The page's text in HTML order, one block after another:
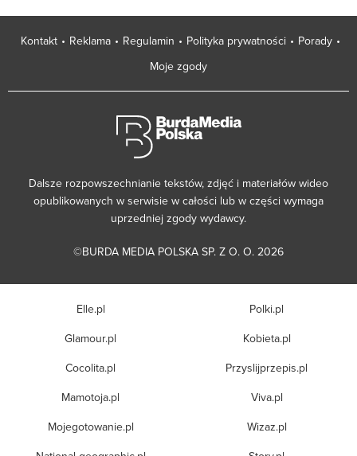
Kontakt Reklama Regulamin Polityka prywatności
Porady
Moje zgody
Dalsze rozpowszechnianie tekstów, zdjęć i materiałów wideo
opublikowanych w serwisie w całości lub w części wymaga
uprzedniej zgody wydawcy.
©BURDA MEDIA POLSKA SP. Z O. O. 2026
Elle.pl
Glamour.pl
Cocolita.pl
Mamotoja.pl
Mojegotowanie.pl
Polki.pl
Kobieta.pl
Przyslijprzepis.pl
Viva.pl
Wizaz.pl